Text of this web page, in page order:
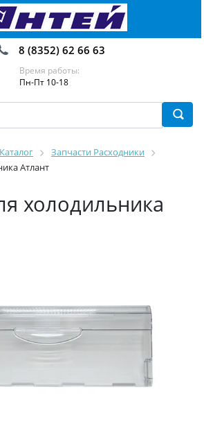
8 (8352) 62 66 63
Время работы:
Пн-Пт 10-18
Каталог
Запчасти Расходники
Атлант
холодильника